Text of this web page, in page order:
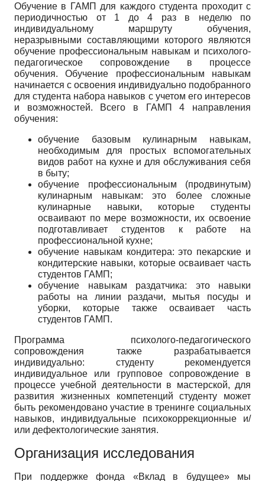
Обучение в ГАМП для каждого студента проходит с
периодичностью от 1 до 4 раз в неделю по
индивидуальному маршруту обучения,
неразрывными составляющими которого являются
обучение профессиональным навыкам и психолого-
педагогическое сопровождение в процессе
обучения. Обучение профессиональным навыкам
начинается с освоения индивидуально подобранного
для студента набора навыков с учетом его интересов
и возможностей. Всего в ГАМП 4 направления
обучения:
обучение базовым кулинарным навыкам,
необходимым для простых вспомогательных
видов работ на кухне и для обслуживания себя
в быту;
обучение профессиональным (продвинутым)
кулинарным навыкам: это более сложные
кулинарные навыки, которые студенты
осваивают по мере возможности, их освоение
подготавливает студентов к работе на
профессиональной кухне;
обучение навыкам кондитера: это пекарские и
кондитерские навыки, которые осваивает часть
студентов ГАМП;
обучение навыкам раздатчика: это навыки
работы на линии раздачи, мытья посуды и
уборки, которые также осваивает часть
студентов ГАМП.
Программа психолого-педагогического
сопровождения также разрабатывается
индивидуально: студенту рекомендуется
индивидуальное или групповое сопровождение в
процессе учебной деятельности в мастерской, для
развития жизненных компетенций студенту может
быть рекомендовано участие в тренинге социальных
навыков, индивидуальные психокоррекционные и/
или дефектологические занятия.
Организация исследования
При поддержке фонда «Вклад в будущее» мы